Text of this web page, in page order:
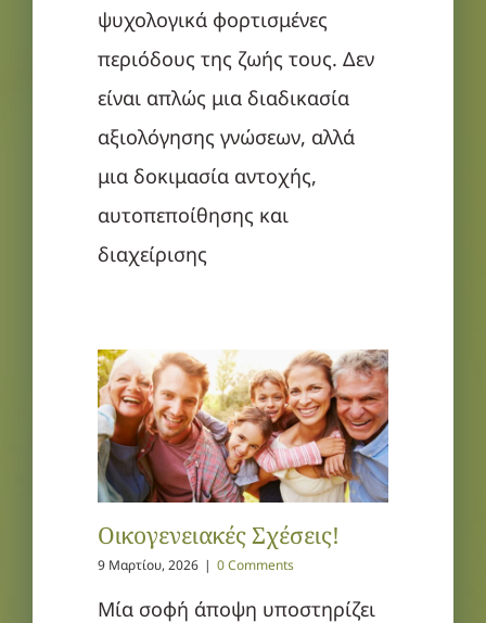
ψυχολογικά φορτισμένες
περιόδους της ζωής τους. Δεν
είναι απλώς μια διαδικασία
αξιολόγησης γνώσεων, αλλά
μια δοκιμασία αντοχής,
αυτοπεποίθησης και
διαχείρισης
Οικογενειακές Σχέσεις!
9 Μαρτίου, 2026 | 0 Comments
Μία σοφή άποψη υποστηρίζει